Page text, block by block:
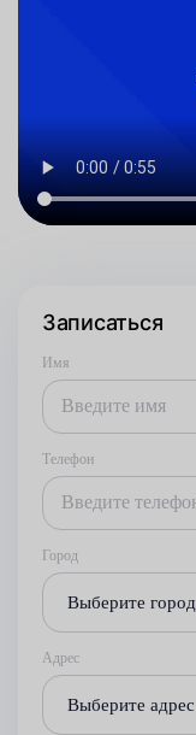
Записаться
Имя
Телефон
Город
Выберите город
Адрес
Выберите адрес